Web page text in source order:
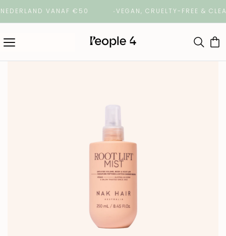
VANAF €50 VEGAN, CRUELTY-FREE & CLEAN